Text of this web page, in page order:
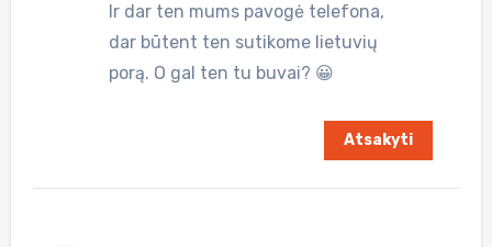
Ir dar ten mums pavogė telefona,
dar būtent ten sutikome lietuvių
porą. O gal ten tu buvai? 😀
Atsakyti